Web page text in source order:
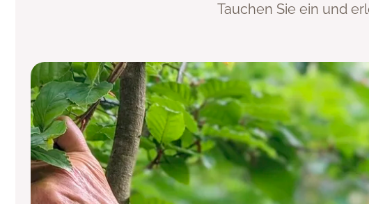
Tauchen Sie ein und